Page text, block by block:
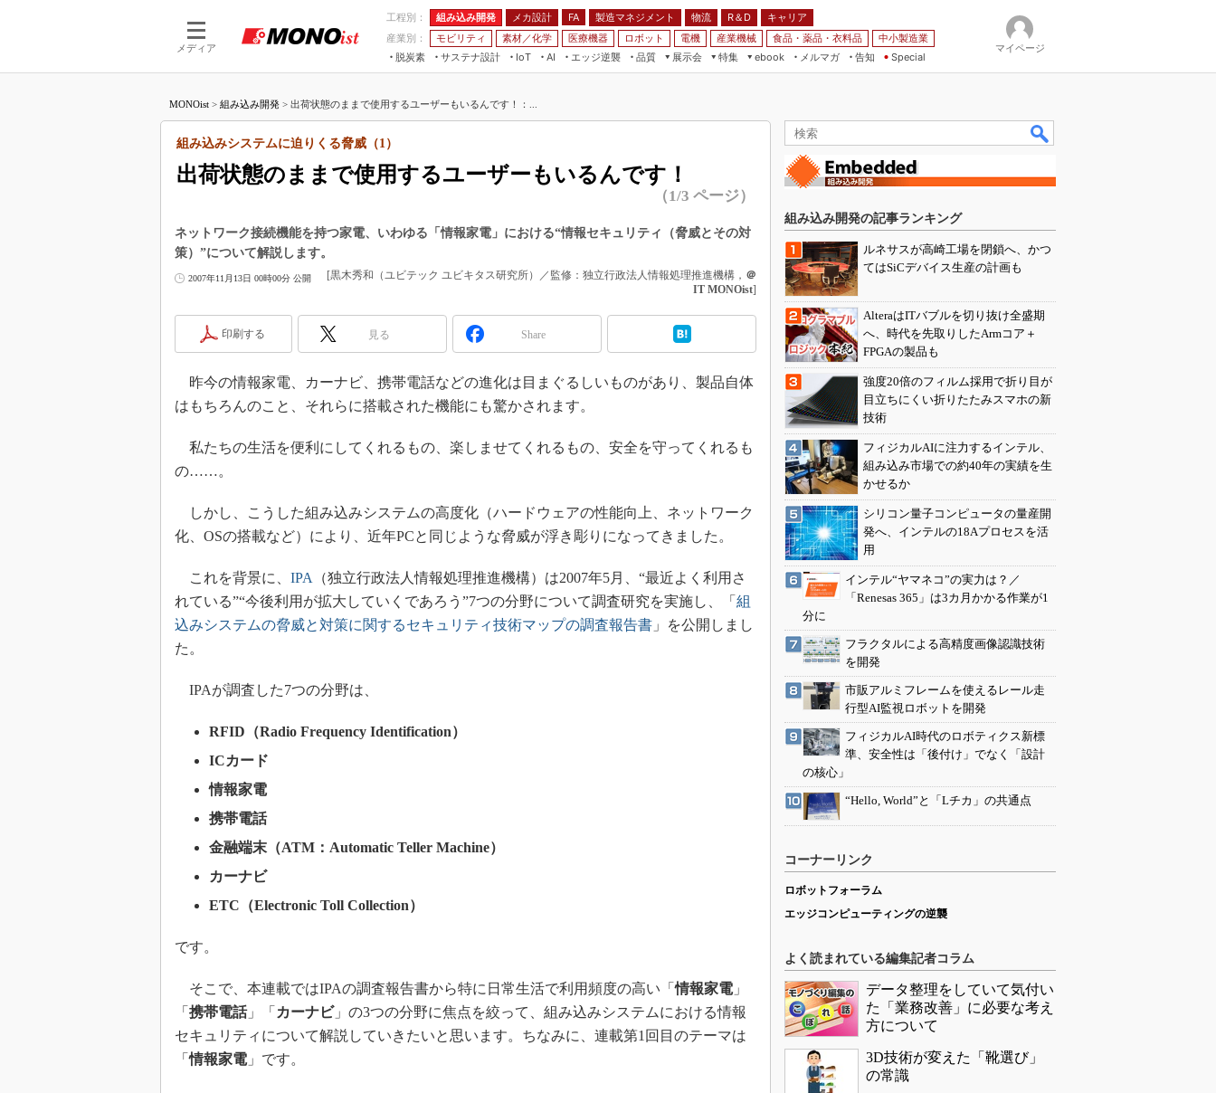
メディア
工程別： 組み込み開発 メカ設計 FA 製造マネジメント 物流 R＆D
キャリア
産業別：
モビリティ 素材／化学 医療機器 ロボット 電機 産業機械 食品・薬品・衣料品
中小製造業
脱炭素
サステナ設計
IoT
つながる工場
つながるサービス
AI
AI×設備保全
Physical AI
エッジ逆襲 品質
展示会
JIMTOF
IIFES
ジャパンモビリティショー
人テク展
スマート工場EXPO
EdgeTech+
特集
つながるクルマ
フィールドサービス
組み込みモデリング
ISO26262
無償設計ツール
3Dプリンタ
デジタルツインとCAE
イノベーション
メイドインジャパン
植物工場
知財マネジメント
ebook
メルマガ
告知 Special
マイページ
MONOist > 組み込み開発 > 出荷状態のままで使用するユーザーもいるんです！：...
出荷状態のままで使用するユーザーもいるんです！
組み込みシステムに迫りくる脅威（1）
（1/3 ページ）
ネットワーク接続機能を持つ家電、いわゆる「情報家電」における“情報セキュリティ（脅威とその対
策）”について解説します。
2007年11月13日 00時00分 公開 [黒木秀和（ユビテック ユビキタス研究所）／監修：独立行政法人情報処理推進機構， ＠
IT MONOist]
印刷する 見る Share
昨今の情報家電、カーナビ、携帯電話などの進化は目まぐるしいものがあり、製品自体
はもちろんのこと、それらに搭載された機能にも驚かされます。
私たちの生活を便利にしてくれるもの、楽しませてくれるもの、安全を守ってくれるも
の……。
しかし、こうした組み込みシステムの高度化（ハードウェアの性能向上、ネットワーク
化、OSの搭載など）により、近年PCと同じような脅威が浮き彫りになってきました。
これを背景に、 IPA
（独立行政法人情報処理推進機構）は2007年5月、“最近よく利用さ
れている”“今後利用が拡大していくであろう”7つの分野について調査研究を実施し、「 組
込みシステムの脅威と対策に関するセキュリティ技術マップの調査報告書 」を公開しまし
た。
IPAが調査した7つの分野は、
RFID（Radio Frequency Identification）
ICカード
情報家電
携帯電話
金融端末（ATM：Automatic Teller Machine）
カーナビ
ETC（Electronic Toll Collection）
です。
そこで、本連載ではIPAの調査報告書から特に日常生活で利用頻度の高い「情報家電」
「 携帯電話」「 カーナビ」の3つの分野に焦点を絞って、組み込みシステムにおける情報
セキュリティについて解説していきたいと思います。ちなみに、連載第1回目のテーマは
「情報家電」です。
組み込み開発の記事ランキング
ルネサスが高崎工場を閉鎖へ、かつ
てはSiCデバイス生産の計画も
AlteraはITバブルを切り抜け全盛期
へ、時代を先取りしたArmコア＋
FPGAの製品も
強度20倍のフィルム採用で折り目が
目立ちにくい折りたたみスマホの新
技術
フィジカルAIに注力するインテル、
組み込み市場での約40年の実績を生
かせるか
シリコン量子コンピュータの量産開
発へ、インテルの18Aプロセスを活
用
インテル“ヤマネコ”の実力は？／
「Renesas 365」は3カ月かかる作業が1
分に
フラクタルによる高精度画像認識技術
を開発
市販アルミフレームを使えるレール走
行型AI監視ロボットを開発
フィジカルAI時代のロボティクス新標
準、安全性は「後付け」でなく「設計
の核心」
“Hello, World”と「Lチカ」の共通点
コーナーリンク
ロボットフォーラム
エッジコンピューティングの逆襲
よく読まれている編集記者コラム
データ整理をしていて気付い
た「業務改善」に必要な考え
方について
3D技術が変えた「靴選び」
の常識